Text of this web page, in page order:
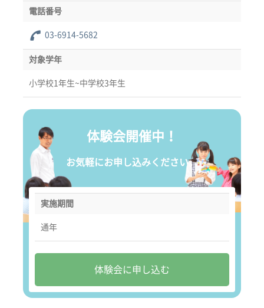
電話番号
03-6914-5682
対象学年
小学校1年生~中学校3年生
体験会開催中！
お気軽にお申し込みください。
実施期間
通年
体験会に申し込む